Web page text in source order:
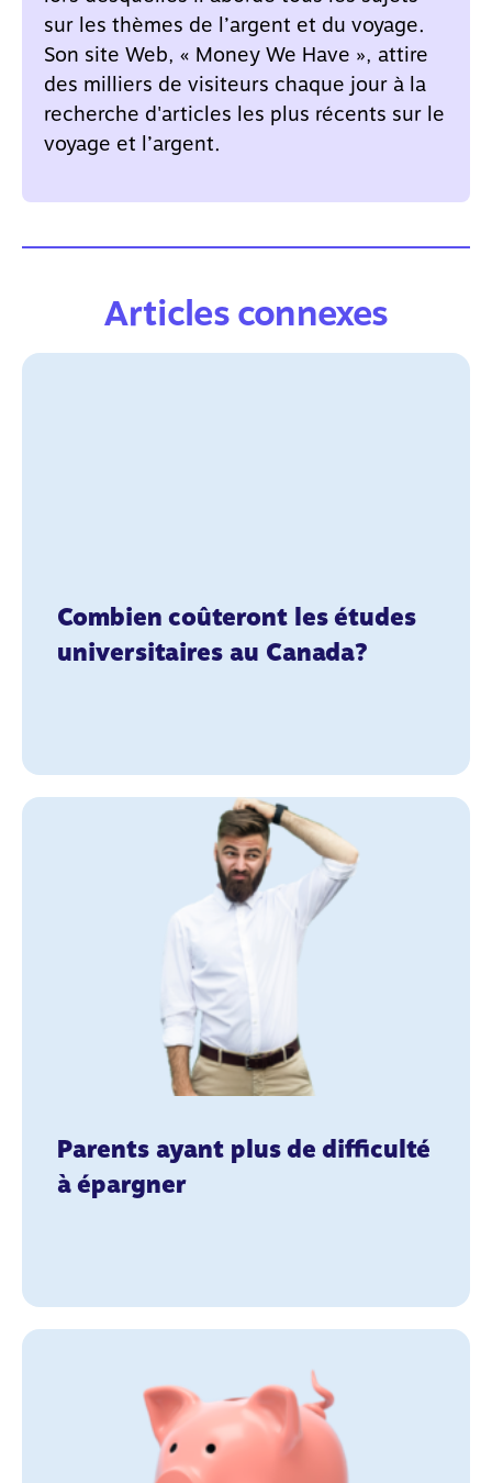
sur les thèmes de l’argent et du voyage.
Son site Web, « Money We Have », attire
des milliers de visiteurs chaque jour à la
recherche d'articles les plus récents sur le
voyage et l’argent.
Articles connexes
Combien coûteront les études
universitaires au Canada?
Parents ayant plus de difficulté
à épargner